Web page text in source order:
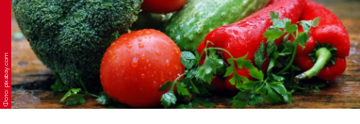
Фото: pixabay.com